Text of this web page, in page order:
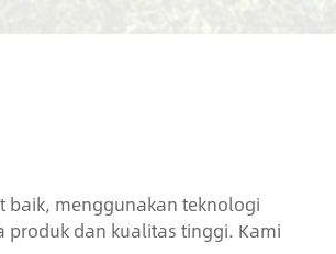
baik, menggunakan teknologi
dan kualitas tinggi. Kami